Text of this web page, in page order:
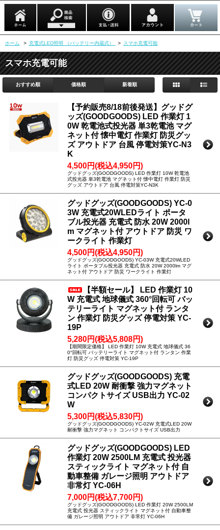
ホーム > 充電式LED照明 （バッテリー内蔵式） > スマホ充電可能
スマホ充電可能
おすすめ順 価格順 新着順
【予約販売8/18前後発送】グッドグ
ッズ(GOODGOODS) LED 作業灯 1
0W 乾電池式投光器 単3乾電池 マグ
ネット付 懐中電灯 作業灯 防災グッ
ズ アウトドア 台風 停電対策YC-N3
K
4,500円(税込4,950円)
グッドグッズ(GOODGOODS) LED 作業灯 10W 乾電池
式投光器 単3乾電池 マグネット付 懐中電灯 作業灯 防災
グッズ アウトドア 台風 停電対策YC-N3K
グッドグッズ(GOODGOODS) YC-0
3W 充電式20WLEDライト ポータ
ブル投光器 充電式 防水 20W 2000l
m マグネット付 アウトドア 防災 ワ
ークライト 作業灯
4,500円(税込4,950円)
グッドグッズ(GOODGOODS) YC-03W 充電式20WLED
ライト ポータブル投光器 充電式 防水 20W 2000lm マグ
ネット付 アウトドア 防災 ワークライト 作業灯
【半額セール】 LED 作業灯 10
W 充電式 地球儀式 360°回転可 バッ
テリーライト マグネット付 ランタ
ン 作業灯 防災グッズ 停電対策 YC-
19P
5,280円(税込5,808円)
【期間限定価格】 LED 作業灯 10W 充電式 地球儀式 36
0°回転可 バッテリーライト マグネット付 ランタン 作業
灯 防災グッズ 停電対策 YC-19P
グッドグッズ(GOODGOODS) 充電
式LED 20W 耐衝撃 強力マグネット
コンパクトサイズ USB出力 YC-02
W
5,300円(税込5,830円)
グッドグッズ(GOODGOODS) YC-02W 充電式LED 20W
耐衝撃 強力マグネット コンパクトサイズ USB出力
グッドグッズ(GOODGOODS) LED
作業灯 20W 2500LM 充電式 投光器
スティックライト マグネット付 自
動車整備 ガレージ照明 アウトドア
非常灯 YC-06H
7,000円(税込7,700円)
グッドグッズ(GOODGOODS) LED 作業灯 20W 2500LM
充電式 投光器 スティックライト マグネット付 自動車整
備 ガレージ照明 アウトドア 非常灯 YC-06H